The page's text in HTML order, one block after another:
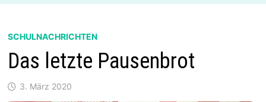
SCHULNACHRICHTEN
Das letzte Pausenbrot
3. März 2020